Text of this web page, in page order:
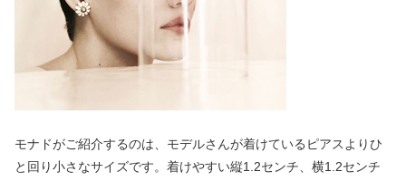
モナドがご紹介するのは、モデルさんが着けているピアスよりひ
と回り小さなサイズです。着けやすい縦1.2センチ、横1.2センチ